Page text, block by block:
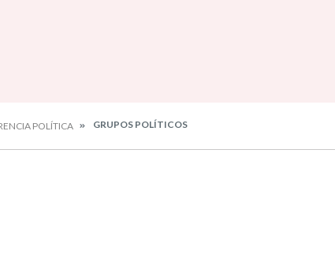
POLÍTICA GRUPOS POLÍTICOS